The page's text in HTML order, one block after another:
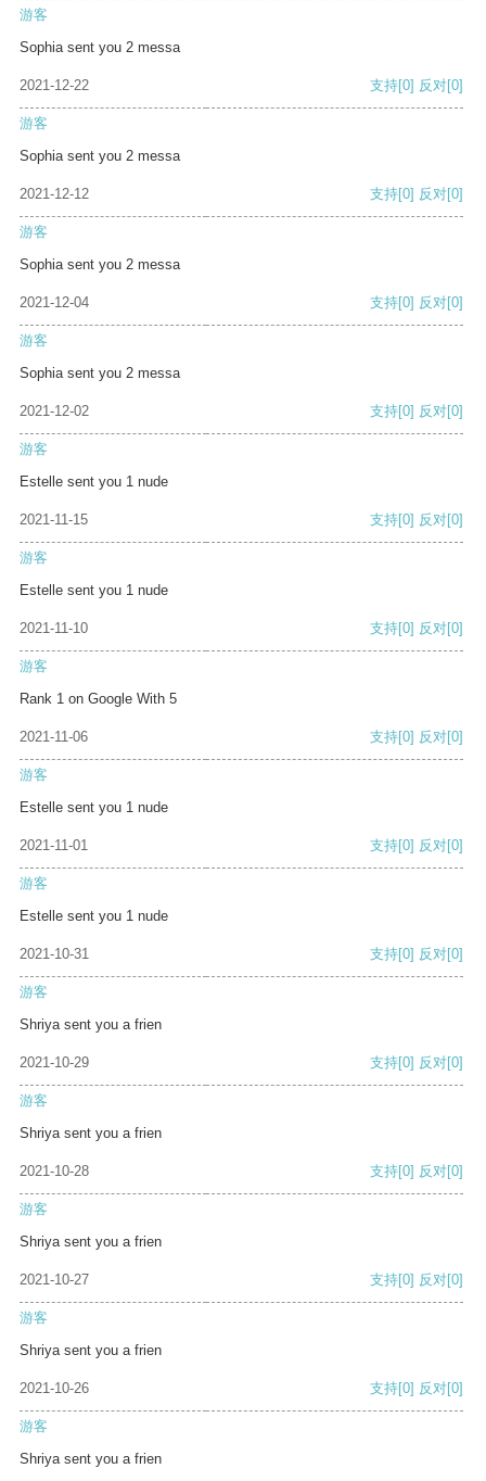
游客
Sophia sent you 2 messa
2021-12-22 支持[0] 反对[0]
游客
Sophia sent you 2 messa
2021-12-12 支持[0] 反对[0]
游客
Sophia sent you 2 messa
2021-12-04 支持[0] 反对[0]
游客
Sophia sent you 2 messa
2021-12-02 支持[0] 反对[0]
游客
Estelle sent you 1 nude
2021-11-15 支持[0] 反对[0]
游客
Estelle sent you 1 nude
2021-11-10 支持[0] 反对[0]
游客
Rank 1 on Google With 5
2021-11-06 支持[0] 反对[0]
游客
Estelle sent you 1 nude
2021-11-01 支持[0] 反对[0]
游客
Estelle sent you 1 nude
2021-10-31 支持[0] 反对[0]
游客
Shriya sent you a frien
2021-10-29 支持[0] 反对[0]
游客
Shriya sent you a frien
2021-10-28 支持[0] 反对[0]
游客
Shriya sent you a frien
2021-10-27 支持[0] 反对[0]
游客
Shriya sent you a frien
2021-10-26 支持[0] 反对[0]
游客
Shriya sent you a frien